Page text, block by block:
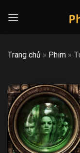
Trang chủ » Phim »